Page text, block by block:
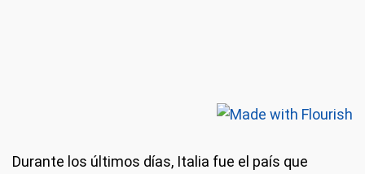
Durante los últimos días, Italia fue el país que